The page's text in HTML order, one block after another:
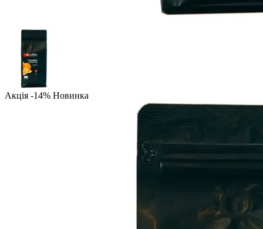
Акція -14% Новинка